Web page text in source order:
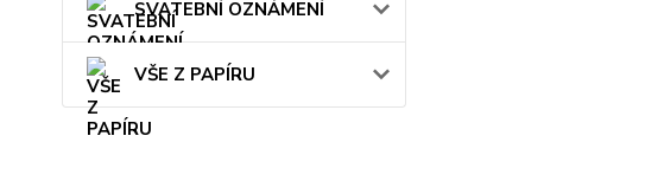
SVATEBNÍ OZNÁMENÍ
VŠE Z PAPÍRU